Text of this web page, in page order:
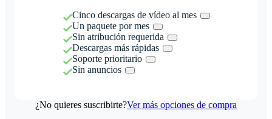
Cinco descargas de vídeo al mes
Un paquete por mes
Sin atribución requerida
Descargas más rápidas
Soporte prioritario
Sin anuncios
¿No quieres suscribirte?Ver más opciones de compra